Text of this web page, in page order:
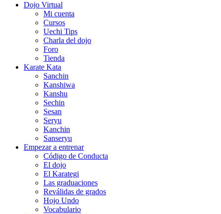
Dojo Virtual
Mi cuenta
Cursos
Uechi Tips
Charla del dojo
Foro
Tienda
Karate Kata
Sanchin
Kanshiwa
Kanshu
Sechin
Sesan
Seryu
Kanchin
Sanseryu
Empezar a entrenar
Código de Conducta
El dojo
El Karategi
Las graduaciones
Reválidas de grados
Hojo Undo
Vocabulario